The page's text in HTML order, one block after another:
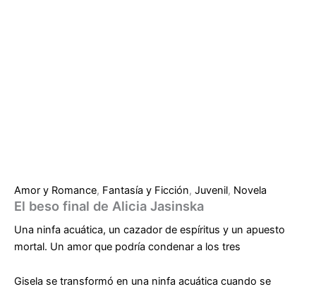
Amor y Romance, Fantasía y Ficción, Juvenil, Novela
El beso final de Alicia Jasinska
Una ninfa acuática, un cazador de espíritus y un apuesto
mortal. Un amor que podría condenar a los tres
Gisela se transformó en una ninfa acuática cuando se